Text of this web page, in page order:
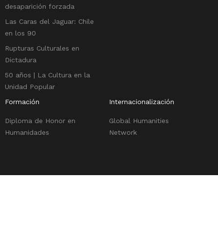
desaparición forzada
Las Caras del Jaguar: Chile
en los 90
Rupturas Culturales en
Dictadura
50 años | La Cultura en la
Unidad Popular
Formación
Diploma de Honor en
Humanidades
Internacionalización
Global Humanities
Network